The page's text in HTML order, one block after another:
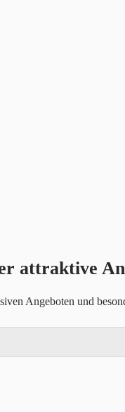
attraktive
Angeboten und